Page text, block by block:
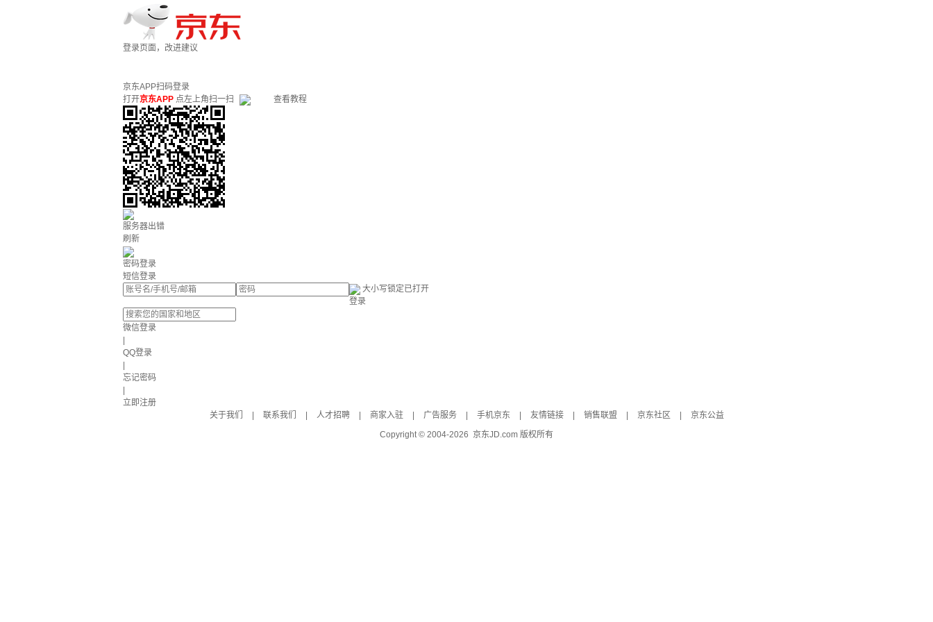
登录页面，改进建议
京东APP扫码登录
打开京东APP 点左上角扫一扫 查看教程
服务器出错
刷新
密码登录
短信登录
大小写锁定已打开
登录
微信登录
QQ登录
忘记密码
立即注册
关于我们
联系我们 人才招聘 商家入驻 广告服务 手机京东 友情链接 销售联盟 京东社区
京东公益
Copyright © 2004-2026 京东JD.com 版权所有